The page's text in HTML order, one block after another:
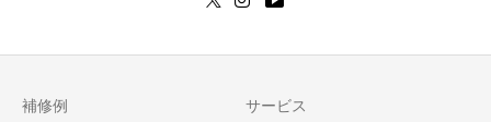
補修例 サービス